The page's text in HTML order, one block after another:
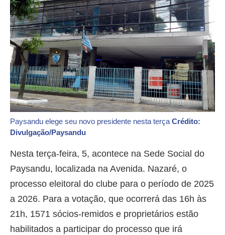
Paysandu elege seu novo presidente nesta terça Crédito:
Divulgação/Paysandu
Nesta terça-feira, 5, acontece na Sede Social do
Paysandu, localizada na Avenida. Nazaré, o
processo eleitoral do clube para o período de 2025
a 2026. Para a votação, que ocorrerá das 16h às
21h, 1571 sócios-remidos e proprietários estão
habilitados a participar do processo que irá